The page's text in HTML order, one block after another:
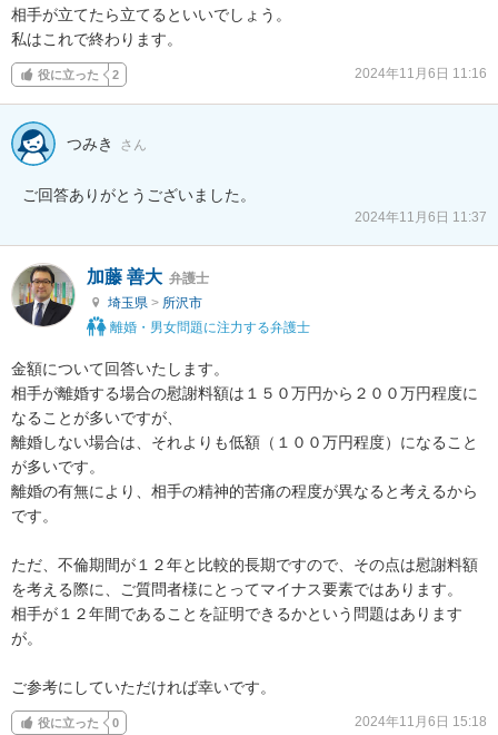
相手が立てたら立てるといいでしょう。
私はこれで終わります。
役に立った 2 2024年11月6日 11:16
つみき さん
ご回答ありがとうございました。
2024年11月6日 11:37
加藤 善大 弁護士
埼玉県 > 所沢市
離婚・男女問題に注力する弁護士
金額について回答いたします。
相手が離婚する場合の慰謝料額は１５０万円から２００万円程度に
なることが多いですが、
離婚しない場合は、それよりも低額（１００万円程度）になること
が多いです。
離婚の有無により、相手の精神的苦痛の程度が異なると考えるから
です。
ただ、不倫期間が１２年と比較的長期ですので、その点は慰謝料額
を考える際に、ご質問者様にとってマイナス要素ではあります。
相手が１２年間であることを証明できるかという問題はあります
が。
ご参考にしていただければ幸いです。
役に立った 0 2024年11月6日 15:18